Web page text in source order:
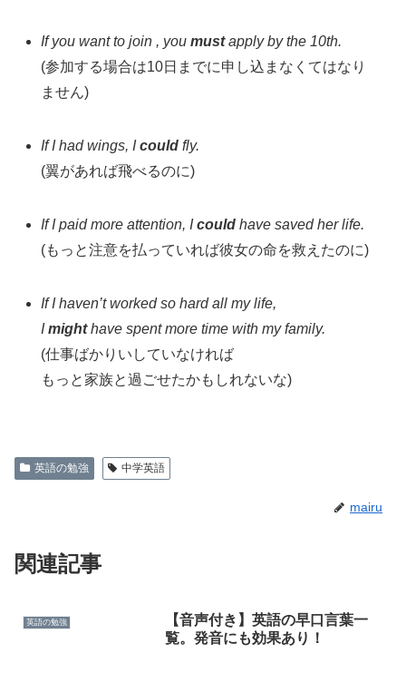
If you want to join , youmustapply by the 10th.
(参加する場合は10日までに申し込まなくてはなり
ません)
If I had wings, Icould fly.
(翼があれば飛べるのに)
If I paid more attention, Icouldhave saved her life.
(もっと注意を払っていれば彼女の命を救えたのに)
If I haven’t worked so hard all my life,
Imighthave spent more time with my family.
(仕事ばかりいしていなければ
もっと家族と過ごせたかもしれないな)
英語の勉強 中学英語
mairu
関連記事
英語の勉強
【音声付き】英語の早口言葉一
覧。発音にも効果あり！